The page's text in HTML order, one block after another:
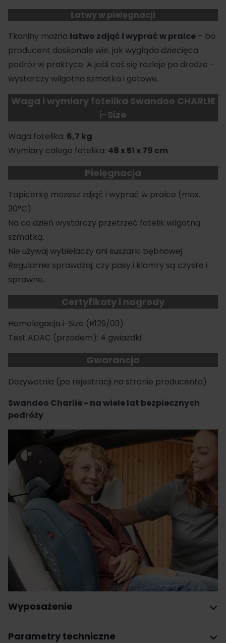
Łatwy w pielęgnacji
Tkaniny można łatwo zdjąć i wyprać w pralce – bo
producent doskonale wie, jak wygląda dziecięca
podróż w praktyce. A jeśli coś się rozleje po drodze –
wystarczy wilgotna szmatka i gotowe.
Waga i wymiary fotelika Swandoo CHARLIE
i-Size
Waga fotelika: 6,7 kg
Wymiary całego fotelika: 48 x 51 x 79 cm
Pielęgnacja
Tapicerkę możesz zdjąć i wyprać w pralce (max.
30°C).
Na co dzień wystarczy przetrzeć fotelik wilgotną
szmatką.
Nie używaj wybielaczy ani suszarki bębnowej.
Regularnie sprawdzaj, czy pasy i klamry są czyste i
sprawne.
Certyfikaty i nagrody
Homologacja i-Size (R129/03)
Test ADAC (przodem): 4 gwiazdki.
Gwarancja
Dożywotnia (po rejestracji na stronie producenta)
Swandoo Charlie - na wiele lat bezpiecznych
podróży
Wyposażenie
Parametry techniczne